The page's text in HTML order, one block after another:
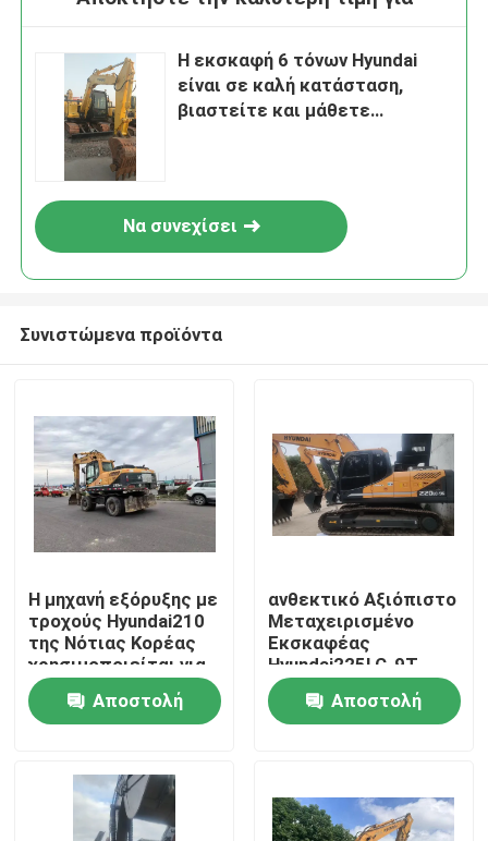
Σπίτι
Βίντεο
Η εκσκαφή 6 τόνων Hyundai
είναι σε καλή κατάσταση,
βιαστείτε και μάθετε
Να συνεχίσει
Συνιστώμενα προϊόντα
Η μηχανή εξόρυξης με
τροχούς Hyundai210
της Νότιας Κορέας
χρησιμοποιείται για
μηχανήματα εξόρυξης
και κατασκευής.
Αποστολή
ανθεκτικό Αξιόπιστο
Μεταχειρισμένο
Εκσκαφέας
Hyundai225LC-9T
προς Πώληση
Αποστολή